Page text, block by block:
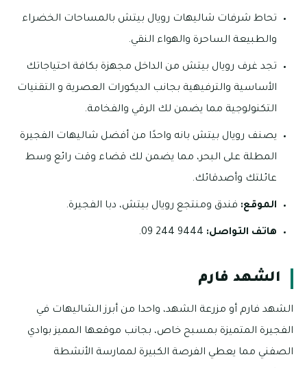
تحاط شرفات شاليهات رويال بيتش بالمساحات الخضراء
والطبيعة الساحرة والهواء النقي.
تجد غرف رويال بيتش من الداخل مجهزة بكافة احتياجاتك
الأساسية والترفيهية بجانب الديكورات العصرية و التقنيات
التكنولوجية مما يضمن لك الرقي والفخامة.
يصنف رويال بيتش بانه واحدًا من أفضل شاليهات الفجيرة
المطلة على البحر، مما يضمن لك قضاء وقت رائع وسط
عائلتك وأصدقائك.
الموقع: فندق ومنتجع رويال بيتش، دبا الفجيرة.
هاتف التواصل:
الشهد فارم
الشهد فارم أو مزرعة الشهد، واحدا من أبرز الشاليهات في
الفجيرة المتميزة بمسبح خاص، بجانب موقعها المميز بوادي
الصفني مما يعطي الفرصة الكبيرة لممارسة الأنشطة